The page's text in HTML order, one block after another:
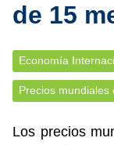
de 15
Economía
Precios mundiales
Los precios